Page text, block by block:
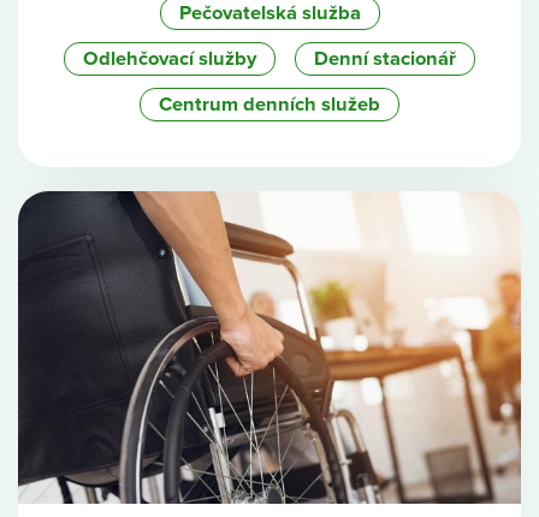
Pečovatelská služba
Odlehčovací služby
Denní stacionář
Centrum denních služeb